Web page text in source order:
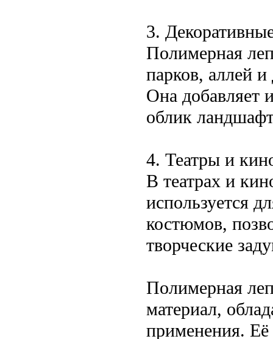
3.
Полимерная
парков, аллей
Она добавляет
облик
4. Театры и
В театрах и
используется
костюмов,
творческие
Полимерная
материал,
применения.